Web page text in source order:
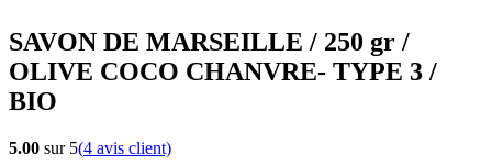
SAVON DE MARSEILLE / 250 gr /
OLIVE COCO CHANVRE- TYPE 3 /
BIO
5.00 sur 5(4 avis client)